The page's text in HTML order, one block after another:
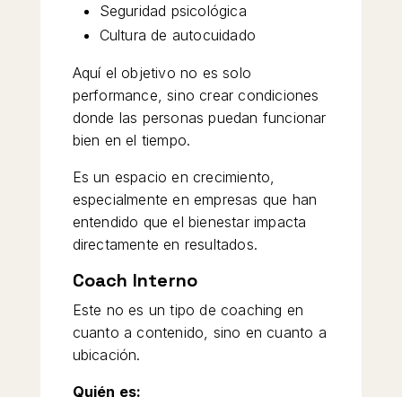
Seguridad psicológica
Cultura de autocuidado
Aquí el objetivo no es solo
performance, sino crear condiciones
donde las personas puedan funcionar
bien en el tiempo.
Es un espacio en crecimiento,
especialmente en empresas que han
entendido que el bienestar impacta
directamente en resultados.
Coach Interno
Este no es un tipo de coaching en
cuanto a contenido, sino en cuanto a
ubicación.
Quién es: